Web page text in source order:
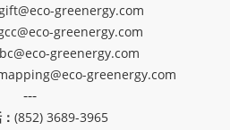
greenergy.com
greenergy.com
greenergy.com
greenergy.com
---
(852) 3689-3965